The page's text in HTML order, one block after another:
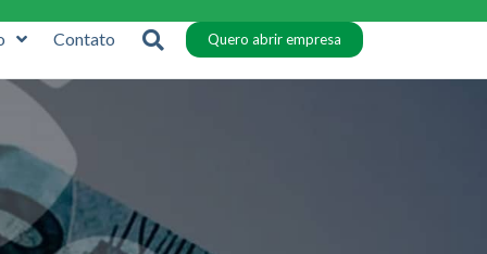
Contato Quero abrir empresa